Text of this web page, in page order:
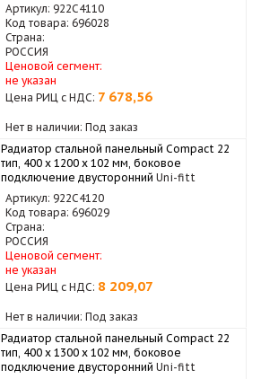
Артикул: 922C4110
Код товара: 696028
Страна:
РОССИЯ
Ценовой сегмент:
не указан
Цена РИЦ с НДС: 7 678,56
Нет в наличии: Под заказ
Радиатор стальной панельный Compact 22
тип, 400 х 1200 x 102 мм, боковое
подключение двусторонний Uni-fitt
Артикул: 922C4120
Код товара: 696029
Страна:
РОССИЯ
Ценовой сегмент:
не указан
Цена РИЦ с НДС: 8 209,07
Нет в наличии: Под заказ
Радиатор стальной панельный Compact 22
тип, 400 х 1300 x 102 мм, боковое
подключение двусторонний Uni-fitt